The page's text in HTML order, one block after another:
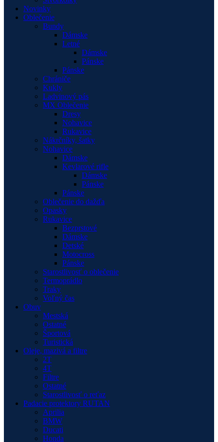
Novinky
Oblečenie
Bundy
Dámske
Letné
Dámske
Pánske
Pánske
Chrániče
Kukly
Ladvinový pás
MX Oblečenie
Dresy
Nohavice
Rukavice
Nákrčníky, šatky
Nohavice
Dámske
Kevlarové rifle
Dámske
Pánske
Pánske
Oblečenie do dažďa
Opasky
Rukavice
Bezprstové
Dámske
Detské
Motocross
Pánske
Starostlivosť o oblečenie
Termoprádlo
Traky
Voľný čas
Obuv
Mestská
Ostatné
Športová
Turistická
Oleje, mazivá a filtre
2T
4T
Filtre
Ostatné
Starostlivosť o reťaz
Padacie protektory RUTAN
Aprilia
BMW
Ducati
Honda